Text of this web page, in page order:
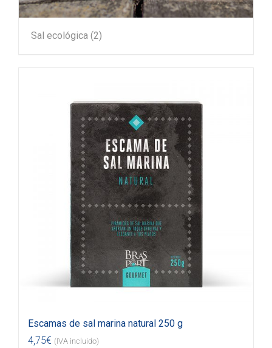
Sal ecológica (2)
Escamas de sal marina natural 250 g
4,75€ (IVA incluido)